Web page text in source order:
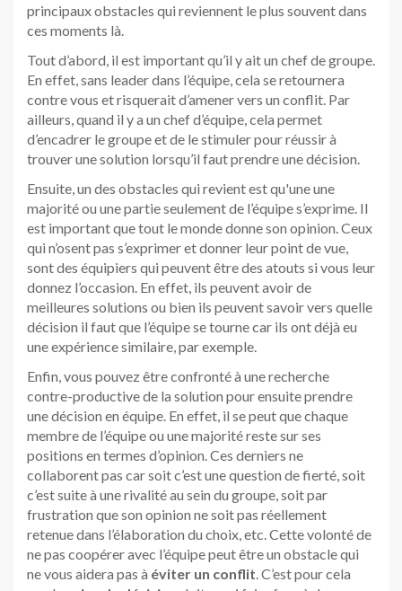
principaux obstacles qui reviennent le plus souvent dans
ces moments là.
Tout d’abord, il est important qu’il y ait un chef de groupe.
En effet, sans leader dans l’équipe, cela se retournera
contre vous et risquerait d’amener vers un conflit. Par
ailleurs, quand il y a un chef d’équipe, cela permet
d’encadrer le groupe et de le stimuler pour réussir à
trouver une solution lorsqu’il faut prendre une décision.
Ensuite, un des obstacles qui revient est qu'une une
majorité ou une partie seulement de l’équipe s’exprime. Il
est important que tout le monde donne son opinion. Ceux
qui n’osent pas s’exprimer et donner leur point de vue,
sont des équipiers qui peuvent être des atouts si vous leur
donnez l’occasion. En effet, ils peuvent avoir de
meilleures solutions ou bien ils peuvent savoir vers quelle
décision il faut que l’équipe se tourne car ils ont déjà eu
une expérience similaire, par exemple.
Enfin, vous pouvez être confronté à une recherche
contre-productive de la solution pour ensuite prendre
une décision en équipe. En effet, il se peut que chaque
membre de l’équipe ou une majorité reste sur ses
positions en termes d’opinion. Ces derniers ne
collaborent pas car soit c’est une question de fierté, soit
c’est suite à une rivalité au sein du groupe, soit par
frustration que son opinion ne soit pas réellement
retenue dans l’élaboration du choix, etc. Cette volonté de
ne pas coopérer avec l’équipe peut être un obstacle qui
ne vous aidera pas à éviter un conflit. C’est pour cela